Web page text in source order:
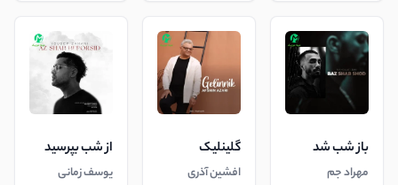
باز شب شد
مهراد جم
گلینلیک
افشین آذری
از شب بپرسید
یوسف زمانی